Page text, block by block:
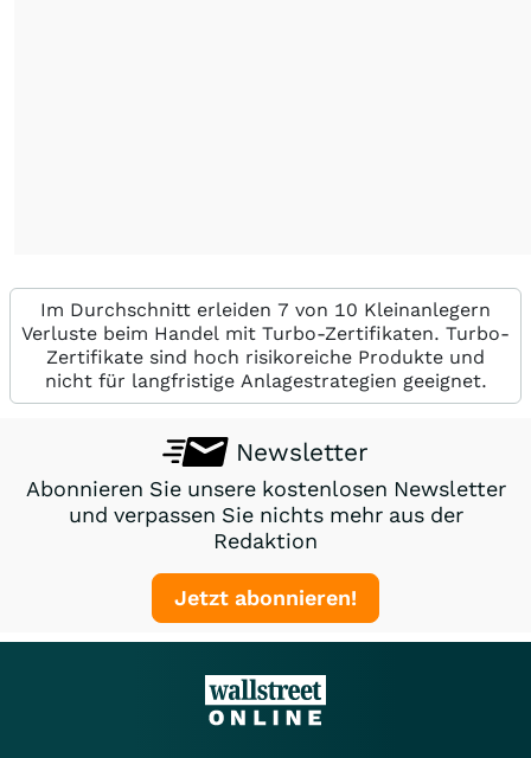
Im Durchschnitt erleiden 7 von 10 Kleinanlegern
Verluste beim Handel mit Turbo-Zertifikaten. Turbo-
Zertifikate sind hoch risikoreiche Produkte und
nicht für langfristige Anlagestrategien geeignet.
Newsletter
Abonnieren Sie unsere kostenlosen Newsletter
und verpassen Sie nichts mehr aus der
Redaktion
Jetzt abonnieren!